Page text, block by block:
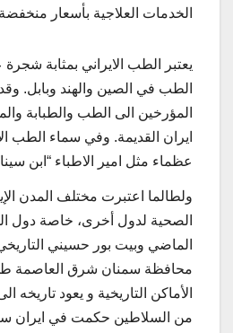
الخدمات العلاجیة بأسعار
يعتبر الطب الايراني بمثابة
الطب في الصين والهند وبابل.
المؤرخين الى الطب والطبابة
ايران القديمة. وفي سماء الطب
عظماء مثل امیر الاطباء “ابن
ولطالما اعتبرت مختلف المدن
الصحية لدول أخرى، خاصة دول
الماضي وبیت بور حسيني
محافظة سمنان شرق العاصمة
الأماكن التاريخية و یعود تاریخه